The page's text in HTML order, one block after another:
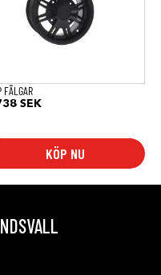
FÄLGAR
SEK
KÖP NU